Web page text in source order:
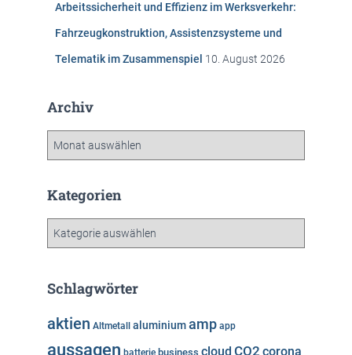
Arbeitssicherheit und Effizienz im Werksverkehr:
Fahrzeugkonstruktion, Assistenzsysteme und
Telematik im Zusammenspiel 10. August 2026
Archiv
h
Kategorien
g
r
i
Schlagwörter
aktien Altmetall aluminiumamp app
aussagen business cloud CO2 corona